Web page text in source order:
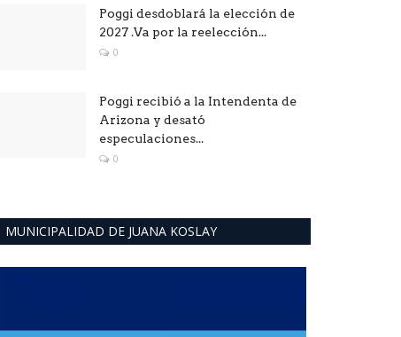
Poggi desdoblará la elección de
2027 .Va por la reelección...
0
Poggi recibió a la Intendenta de
Arizona y desató
especulaciones...
0
MUNICIPALIDAD DE JUANA KOSLAY